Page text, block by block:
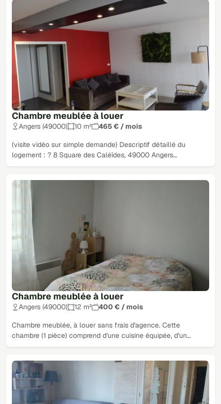
Chambre meublée à louer
Angers (49000) 10 m² 465 € / mois
(visite vidéo sur simple demande) Descriptif détaillé du
logement : ? 8 Square des Caléïdes, 49000 Angers…
Chambre meublée à louer
Angers (49000) 12 m² 400 € / mois
Chambre meublée, à louer sans frais d'agence. Cette
chambre (1 pièce) comprend d'une cuisine équipée, d'un…